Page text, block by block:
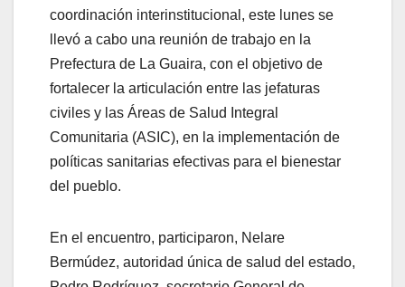
coordinación interinstitucional, este lunes se
llevó a cabo una reunión de trabajo en la
Prefectura de La Guaira, con el objetivo de
fortalecer la articulación entre las jefaturas
civiles y las Áreas de Salud Integral
Comunitaria (ASIC), en la implementación de
políticas sanitarias efectivas para el bienestar
del pueblo.
En el encuentro, participaron, Nelare
Bermúdez, autoridad única de salud del estado,